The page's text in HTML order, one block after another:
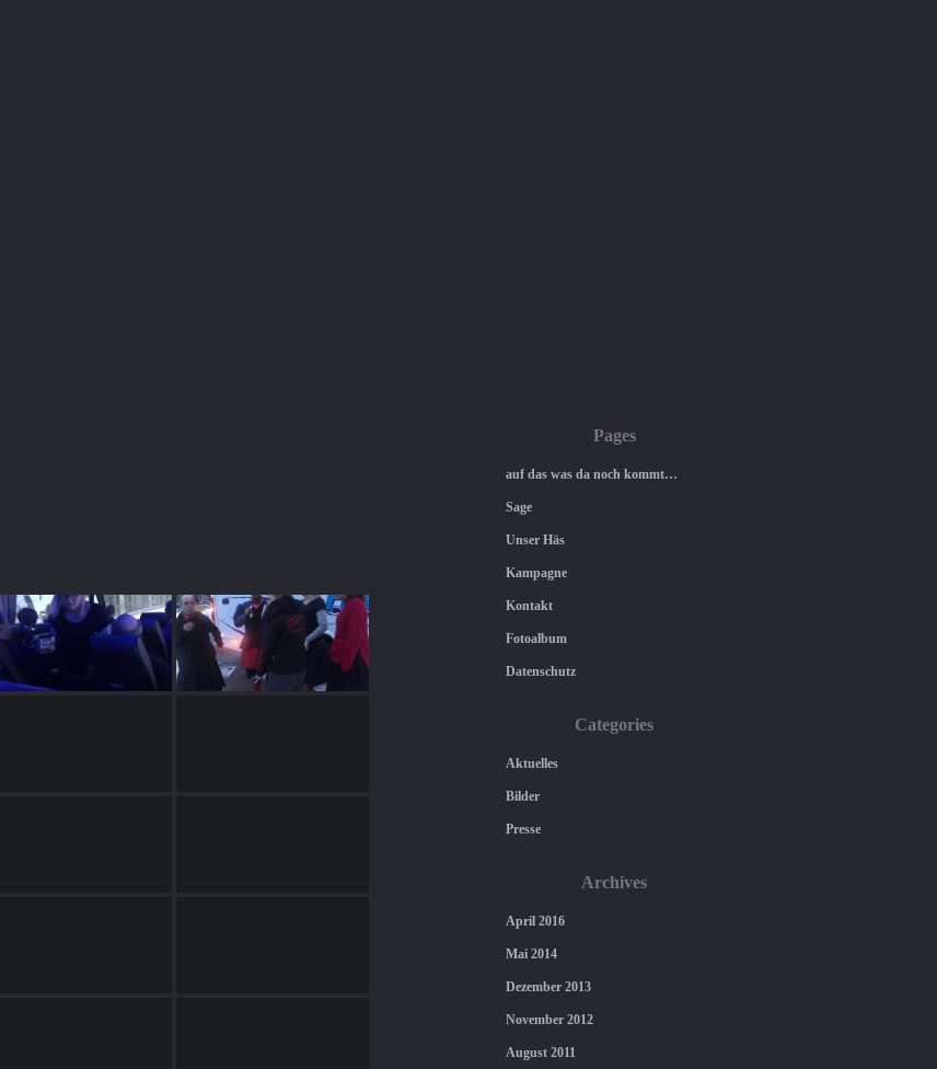
Pages
auf das was da noch kommt…
Sage
Unser Häs
Kampagne
Kontakt
Fotoalbum
Datenschutz
Categories
Aktuelles
Bilder
Presse
Archives
April 2016
Mai 2014
Dezember 2013
November 2012
August 2011